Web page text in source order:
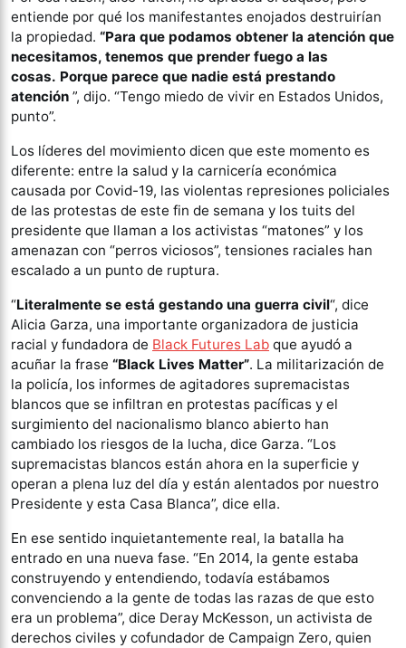
entiende por qué los manifestantes enojados destruirían
la propiedad. “Para que podamos obtener la atención que
necesitamos, tenemos que prender fuego a las
cosas. Porque parece que nadie está prestando
atención ”, dijo. “Tengo miedo de vivir en Estados Unidos,
punto”.
Los líderes del movimiento dicen que este momento es
diferente: entre la salud y la carnicería económica
causada por Covid-19, las violentas represiones policiales
de las protestas de este fin de semana y los tuits del
presidente que llaman a los activistas “matones” y los
amenazan con “perros viciosos”, tensiones raciales han
escalado a un punto de ruptura.
“Literalmente se está gestando una guerra civil“, dice
Alicia Garza, una importante organizadora de justicia
racial y fundadora de Black Futures Lab que ayudó a
acuñar la frase “Black Lives Matter”. La militarización de
la policía, los informes de agitadores supremacistas
blancos que se infiltran en protestas pacíficas y el
surgimiento del nacionalismo blanco abierto han
cambiado los riesgos de la lucha, dice Garza. “Los
supremacistas blancos están ahora en la superficie y
operan a plena luz del día y están alentados por nuestro
Presidente y esta Casa Blanca”, dice ella.
En ese sentido inquietantemente real, la batalla ha
entrado en una nueva fase. “En 2014, la gente estaba
construyendo y entendiendo, todavía estábamos
convenciendo a la gente de todas las razas de que esto
era un problema”, dice Deray McKesson, un activista de
derechos civiles y cofundador de Campaign Zero, quien